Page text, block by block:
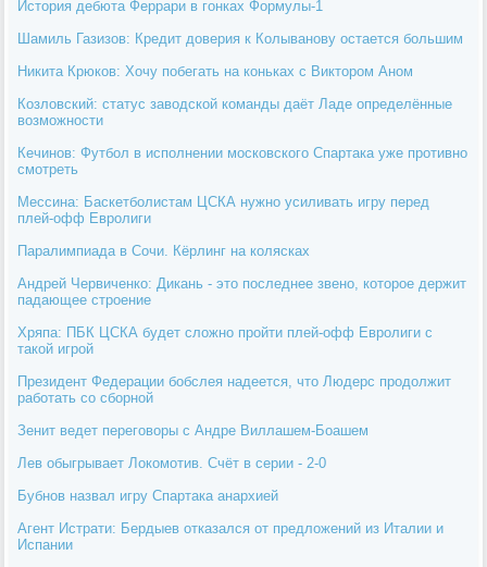
История дебюта Феррари в гонках Формулы-1
Шамиль Газизов: Кредит доверия к Колыванову остается большим
Никита Крюков: Хочу побегать на коньках с Виктором Аном
Козловский: статус заводской команды даёт Ладе определённые
возможности
Кечинов: Футбол в исполнении московского Спартака уже противно
смотреть
Мессина: Баскетболистам ЦСКА нужно усиливать игру перед
плей-офф Евролиги
Паралимпиада в Сочи. Кёрлинг на колясках
Андрей Червиченко: Дикань - это последнее звено, которое держит
падающее строение
Хряпа: ПБК ЦСКА будет сложно пройти плей-офф Евролиги с
такой игрой
Президент Федерации бобслея надеется, что Людерс продолжит
работать со сборной
Зенит ведет переговоры с Андре Виллашем-Боашем
Лев обыгрывает Локомотив. Счёт в серии - 2-0
Бубнов назвал игру Спартака анархией
Агент Истрати: Бердыев отказался от предложений из Италии и
Испании